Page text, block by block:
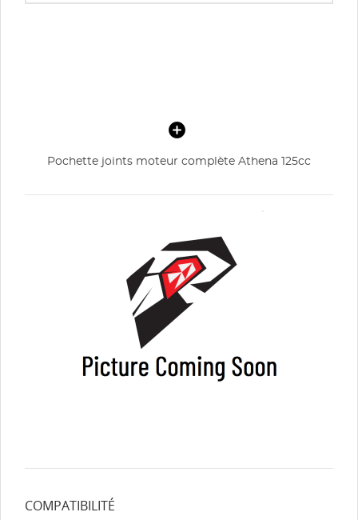
Pochette joints moteur complète Athena 125cc
COMPATIBILITÉ